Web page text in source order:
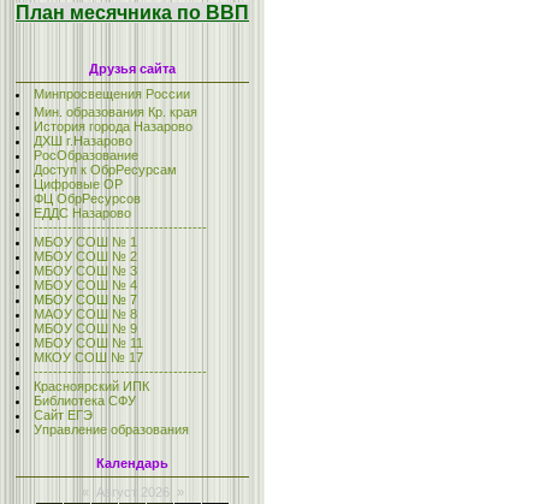
План месячника по ВВП
Друзья сайта
Минпросвещения России
Мин. образования Кр. края
История города Назарово
ДХШ г.Назарово
РосОбразование
Доступ к ОбрРесурсам
Цифровые ОР
ФЦ ОбрРесурсов
ЕДДС Назарово
------------------------------------
МБОУ СОШ № 1
МБОУ СОШ № 2
МБОУ СОШ № 3
МБОУ СОШ № 4
МБОУ СОШ № 7
МАОУ СОШ № 8
МБОУ СОШ № 9
МБОУ СОШ № 11
МКОУ СОШ № 17
------------------------------------
Красноярский ИПК
Библиотека СФУ
Сайт ЕГЭ
Управление образования
Календарь
«
Август 2026
»